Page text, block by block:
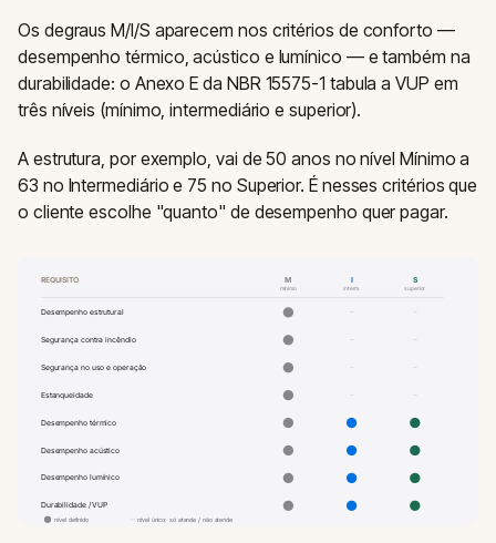
Os degraus M/I/S aparecem nos critérios de conforto —
desempenho térmico, acústico e lumínico — e também na
durabilidade: o Anexo E da NBR 15575-1 tabula a VUP em
três níveis (mínimo, intermediário e superior).
A estrutura, por exemplo, vai de 50 anos no nível Mínimo a
63 no Intermediário e 75 no Superior. É nesses critérios que
o cliente escolhe "quanto" de desempenho quer pagar.
REQUISITO M I S
mínimo interm. superior
Desempenho estrutural
Segurança contra incêndio
Segurança no uso e operação
Estanqueidade
Desempenho térmico
Desempenho acústico
Desempenho lumínico
Durabilidade / VUP
– –
– –
– –
– –
nível definido nível único: só atende / não atende